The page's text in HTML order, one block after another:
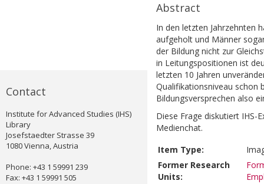
Contact
Institute for Advanced Studies (IHS)
Library
Josefstaedter Strasse 39
1080 Vienna, Austria
Phone: +43 1 59991 239
Fax: +43 1 59991 505
Abstract
In den letzten Jahrzehnten
aufgeholt und Männer
der Bildung nicht zur
in Leitungspositionen ist
letzten 10 Jahren
Qualifikationsniveau schon
Bildungsversprechen also
Diese Frage diskutiert IHS-
Medienchat.
Item Type:
Former Research
Units: